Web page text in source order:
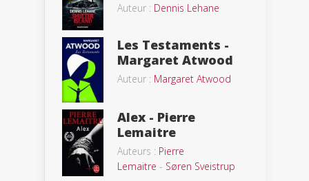
Auteur : Dennis Lehane
Les Testaments -
Margaret Atwood
Auteur : Margaret Atwood
Alex - Pierre
Lemaitre
Auteurs : Pierre
Lemaitre - Søren Sveistrup